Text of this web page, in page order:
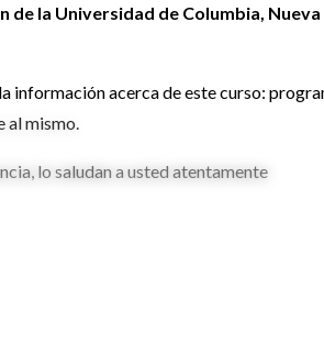
de la Universidad de Columbia, Nueva
información acerca de este curso:
mismo.
lo saludan a usted atentamente